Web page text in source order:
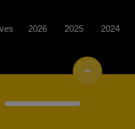
2026 2025 2024